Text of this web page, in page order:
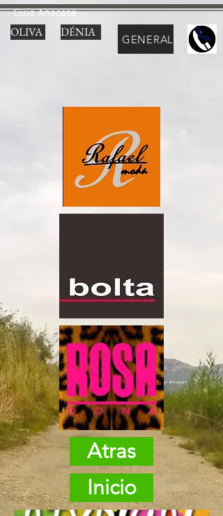
- Guía Anacasa
OLIVA DÉNIA GENERAL
Atras
Inicio